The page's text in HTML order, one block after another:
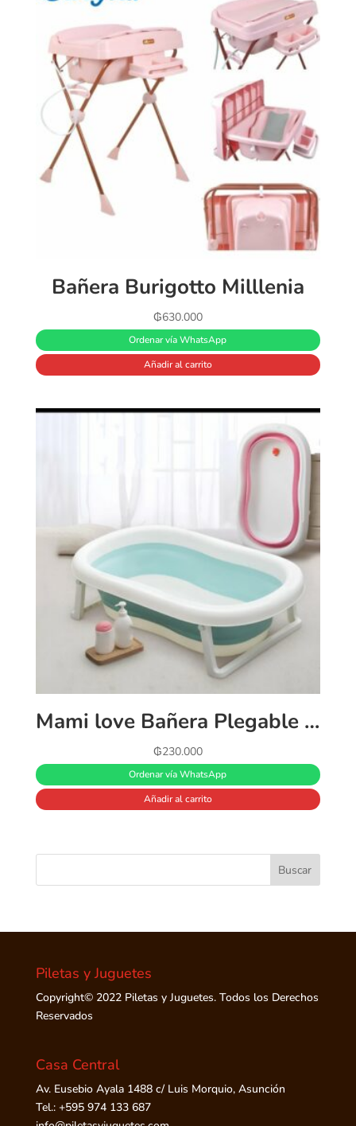
Bañera Burigotto Milllenia
₲630.000
Ordenar vía WhatsApp
Añadir al carrito
Mami love Bañera Plegable | Azul ,rosa y gris
₲230.000
Ordenar vía WhatsApp
Añadir al carrito
Piletas y Juguetes
Copyright© 2022 Piletas y Juguetes. Todos los Derechos
Reservados
Casa Central
Av. Eusebio Ayala 1488 c/ Luis Morquio, Asunción
Tel.: +595 974 133 687